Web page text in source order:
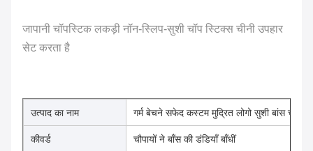
जापानी चॉपस्टिक लकड़ी नॉन-स्लिप-सुशी चॉप स्टिक्स चीनी उपहार
सेट करता है
उत्पाद का नाम गर्म बेचने सफेद कस्टम मुद्रित लोगो सुशी बांस चॉप
कीवर्ड चौपायों ने बाँस की डंडियाँ बाँधीं